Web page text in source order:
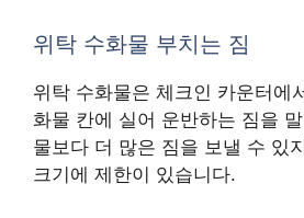
위탁 수화물 부치는 짐
위탁 수화물은 체크인 카운터에
화물 칸에 실어 운반하는 짐을
물보다 더 많은 짐을 보낼 수 있
크기에 제한이 있습니다.